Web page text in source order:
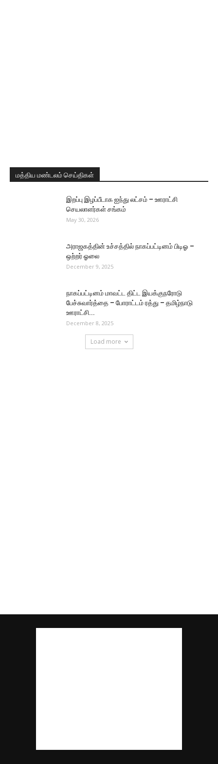
மத்திய மண்டலம் செய்திகள்
இறப்பு இழப்பீடாக ஐந்து லட்சம் – ஊராட்சி
செயலாளர்கள் சங்கம்
May 30, 2026
அராஜகத்தின் உச்சத்தில் நாகப்பட்டினம் பிடிஓ –
ஒற்றர் ஓலை
December 9, 2025
நாகப்பட்டினம் மாவட்ட திட்ட இயக்குநரோடு
பேச்சுவார்த்தை – போராட்டம் ரத்து – தமிழ்நாடு
ஊராட்சி...
December 8, 2025
Load more